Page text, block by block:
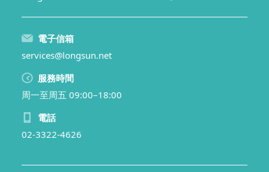
電子信箱
services@longsun.net
服務時間
周一至周五 09:00–18:00
電話
02-3322-4626